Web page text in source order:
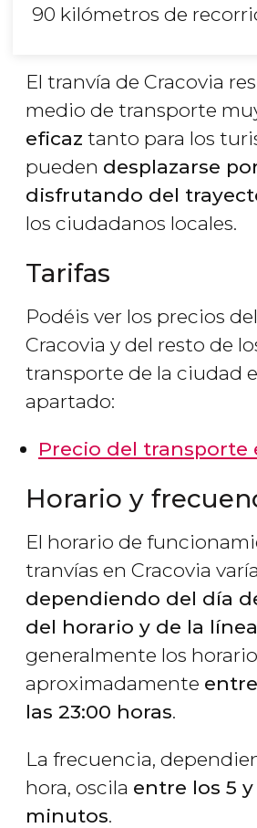
90 kilómetros de
El tranvía de Cracovia
medio de transporte
eficaz tanto para los
pueden desplazarse
disfrutando del
los ciudadanos locales.
Tarifas
Podéis ver los precios
Cracovia y del resto de
transporte de la ciudad
apartado:
Precio del transporte
Horario y
El horario de
tranvías en Cracovia varía
dependiendo del día
del horario y de la línea
generalmente los
aproximadamente
las 23:00 horas.
La frecuencia,
hora, oscila entre los 5
minutos.